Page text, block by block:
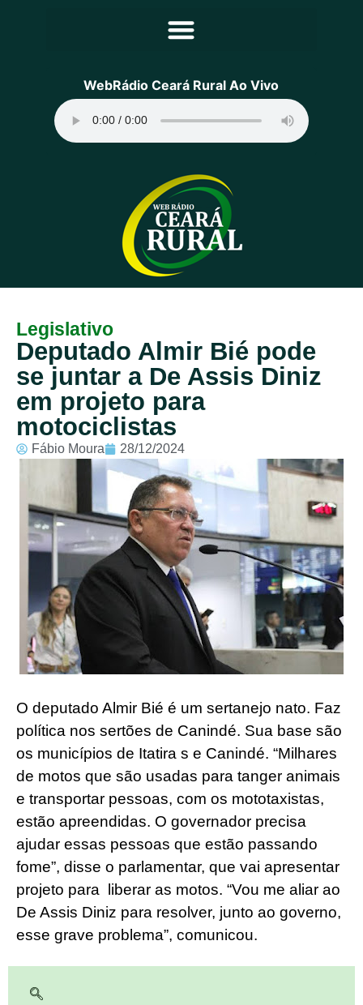
Principal
Programação
Equipe
Contato
Sobre
WebRádio Ceará Rural Ao Vivo
Legislativo
Deputado Almir Bié pode
se juntar a De Assis Diniz
em projeto para
motociclistas
Fábio Moura 28/12/2024
O deputado Almir Bié é um sertanejo nato. Faz
política nos sertões de Canindé. Sua base são
os municípios de Itatira s e Canindé. “Milhares
de motos que são usadas para tanger animais
e transportar pessoas, com os mototaxistas,
estão apreendidas. O governador precisa
ajudar essas pessoas que estão passando
fome”, disse o parlamentar, que vai apresentar
projeto para liberar as motos. “Vou me aliar ao
De Assis Diniz para resolver, junto ao governo,
esse grave problema”, comunicou.